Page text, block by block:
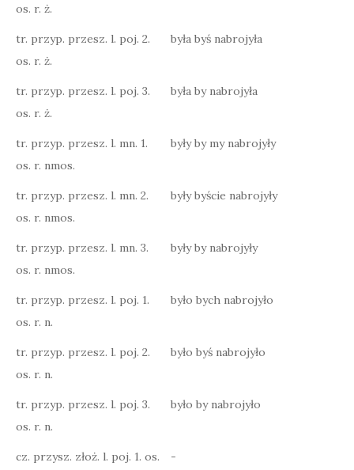
os. r. ż.
tr. przyp. przesz. l. poj. 2.
os. r. ż.
była byś nabrojyła
tr. przyp. przesz. l. poj. 3.
os. r. ż.
była by nabrojyła
tr. przyp. przesz. l. mn. 1.
os. r. nmos.
były by my nabrojyły
tr. przyp. przesz. l. mn. 2.
os. r. nmos.
były byście nabrojyły
tr. przyp. przesz. l. mn. 3.
os. r. nmos.
były by nabrojyły
tr. przyp. przesz. l. poj. 1.
os. r. n.
było bych nabrojyło
tr. przyp. przesz. l. poj. 2.
os. r. n.
było byś nabrojyło
tr. przyp. przesz. l. poj. 3.
os. r. n.
było by nabrojyło
cz. przysz. złoż. l. poj. 1. os.
-